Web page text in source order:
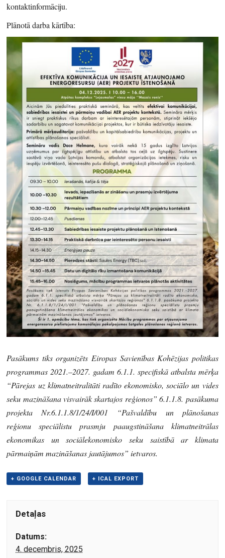
kontaktinformāciju.
Plānotā darba kārtība:
Pasākums tiks organizēts Eiropas Savienības Kohēzijas politikas
programmas 2021.–2027. gadam 6.1.1. specifiskā atbalsta mērķa
“Pārejas uz klimatneitralitāti radīto ekonomisko, sociālo un vides
seku mazināšana visvairāk skartajos reģionos” 6.1.1.8. pasākuma
projekta Nr.6.1.1.8/1/24/I/001 “Pašvaldību un plānošanas
reģionu speciālistu prasmju paaugstināšana klimatneitrālas
ekonomikas un sociālekonomisko seku saistībā ar klimata
pārmaiņām mazināšanas jautājumos” ietvaros.
+ GOOGLE CALENDAR + ICAL EXPORT
Detaļas
Datums:
4. decembris, 2025